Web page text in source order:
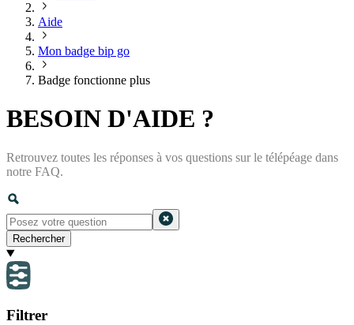
Aide
Mon badge bip go
Badge fonctionne plus
BESOIN D'AIDE ?
Retrouvez toutes les réponses à vos questions sur le télépéage dans
notre FAQ.
Rechercher
Filtrer